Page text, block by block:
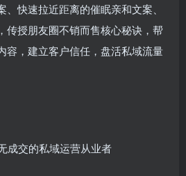
快速拉近距离的催眠亲和文案、
传授朋友圈不销而售核心秘诀，帮
容，建立客户信任，盘活私域流量
成交的私域运营从业者